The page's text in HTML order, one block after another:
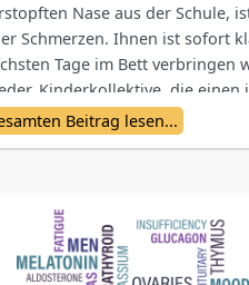
Nase aus der Schule,
Schmerzen. Ihnen ist sofort
Tage im Bett verbringen
Kinderkollektive, die einen
für Viren und Bakterien
die Immunität stark
Beitrag lesen...